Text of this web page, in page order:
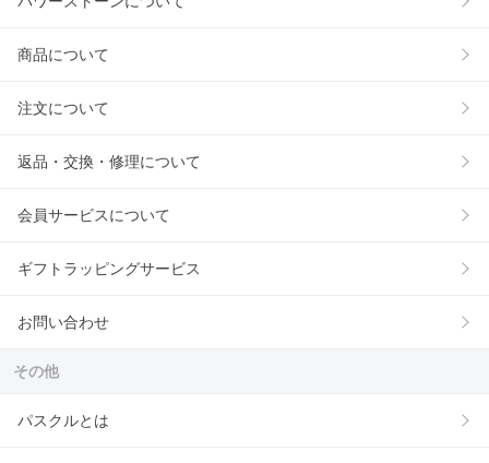
商品について
注文について
返品・交換・修理について
会員サービスについて
ギフトラッピングサービス
お問い合わせ
その他
パスクルとは